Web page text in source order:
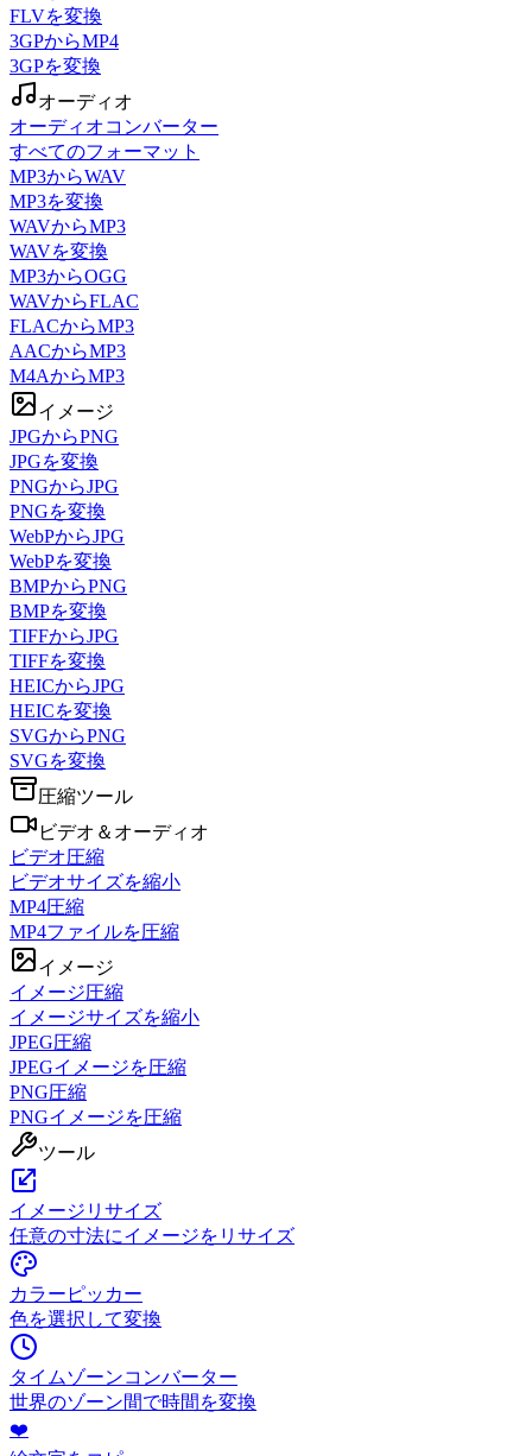
FLVを変換
3GPからMP4
3GPを変換
オーディオ
オーディオコンバーター
すべてのフォーマット
MP3からWAV
MP3を変換
WAVからMP3
WAVを変換
MP3からOGG
WAVからFLAC
FLACからMP3
AACからMP3
M4AからMP3
イメージ
JPGからPNG
JPGを変換
PNGからJPG
PNGを変換
WebPからJPG
WebPを変換
BMPからPNG
BMPを変換
TIFFからJPG
TIFFを変換
HEICからJPG
HEICを変換
SVGからPNG
SVGを変換
圧縮ツール
ビデオ＆オーディオ
ビデオ圧縮
ビデオサイズを縮小
MP4圧縮
MP4ファイルを圧縮
イメージ
イメージ圧縮
イメージサイズを縮小
JPEG圧縮
JPEGイメージを圧縮
PNG圧縮
PNGイメージを圧縮
ツール
イメージリサイズ
任意の寸法にイメージをリサイズ
カラーピッカー
色を選択して変換
タイムゾーンコンバーター
世界のゾーン間で時間を変換
❤️